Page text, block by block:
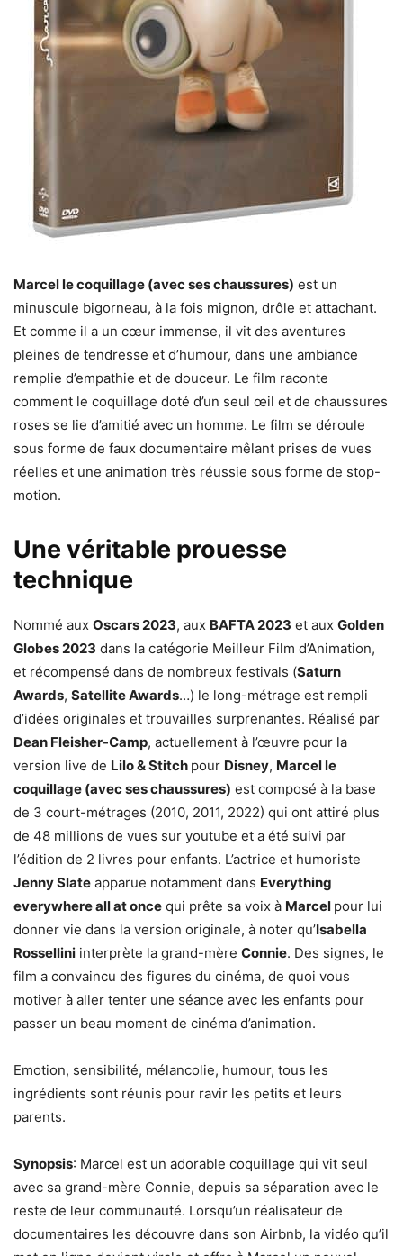
Marcel le coquillage (avec ses chaussures) est un
minuscule bigorneau, à la fois mignon, drôle et attachant.
Et comme il a un cœur immense, il vit des aventures
pleines de tendresse et d’humour, dans une ambiance
remplie d’empathie et de douceur. Le film raconte
comment le coquillage doté d’un seul œil et de chaussures
roses se lie d’amitié avec un homme. Le film se déroule
sous forme de faux documentaire mêlant prises de vues
réelles et une animation très réussie sous forme de stop-
motion.
Une véritable prouesse
technique
Nommé aux Oscars 2023, aux BAFTA 2023 et aux Golden
Globes 2023 dans la catégorie Meilleur Film d’Animation,
et récompensé dans de nombreux festivals (Saturn
Awards, Satellite Awards…) le long-métrage est rempli
d’idées originales et trouvailles surprenantes. Réalisé par
Dean Fleisher-Camp, actuellement à l’œuvre pour la
version live de Lilo & Stitch pour Disney, Marcel le
coquillage (avec ses chaussures) est composé à la base
de 3 court-métrages (2010, 2011, 2022) qui ont attiré plus
de 48 millions de vues sur youtube et a été suivi par
l’édition de 2 livres pour enfants. L’actrice et humoriste
Jenny Slate apparue notamment dans Everything
everywhere all at once qui prête sa voix à Marcel pour lui
donner vie dans la version originale, à noter qu’Isabella
Rossellini interprète la grand-mère Connie. Des signes, le
film a convaincu des figures du cinéma, de quoi vous
motiver à aller tenter une séance avec les enfants pour
passer un beau moment de cinéma d’animation.
Emotion, sensibilité, mélancolie, humour, tous les
ingrédients sont réunis pour ravir les petits et leurs
parents.
Synopsis: Marcel est un adorable coquillage qui vit seul
avec sa grand-mère Connie, depuis sa séparation avec le
reste de leur communauté. Lorsqu’un réalisateur de
documentaires les découvre dans son Airbnb, la vidéo qu’il